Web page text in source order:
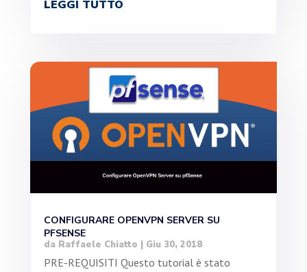
LEGGI TUTTO
CONFIGURARE OPENVPN SERVER SU
PFSENSE
da Raffaele Chiatto | Giu 30, 2018
PRE-REQUISITI Questo tutorial è stato